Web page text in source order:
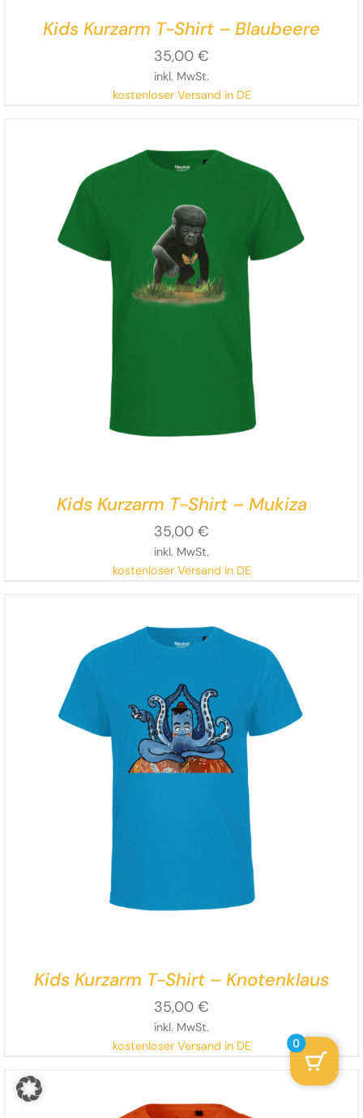
Kids Kurzarm T-Shirt – Blaubeere
35,00 €
inkl. MwSt.
kostenloser Versand in DE
Kids Kurzarm T-Shirt – Mukiza
35,00 €
inkl. MwSt.
kostenloser Versand in DE
Kids Kurzarm T-Shirt – Knotenklaus
35,00 €
inkl. MwSt.
kostenloser Versand in DE
0